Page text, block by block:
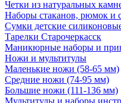
Четки из натуральных
Наборы стаканов, рюмок и
Сумки детские
Тарелки Старочеркасск
Маникюрные наборы и
Ножи и мультитулы
Маленькие ножи (58-65 мм)
Средние ножи (74-95 мм)
Большие ножи (111-136 мм)
Мультитулы и наборы